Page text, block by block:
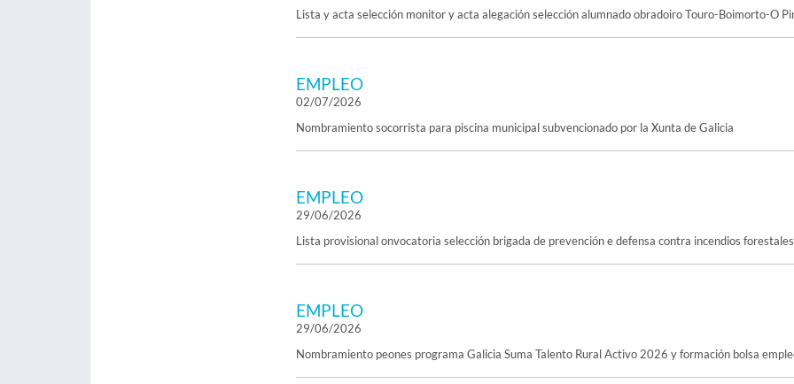
Lista y acta selección monitor y acta alegación selección alumnado obradoiro Touro-Boimorto-O
EMPLEO
02/07/2026
Nombramiento socorrista para piscina municipal subvencionado por la Xunta de Galicia
EMPLEO
29/06/2026
Lista provisional onvocatoria selección brigada de prevención e defensa contra incendios forestales
EMPLEO
29/06/2026
Nombramiento peones programa Galicia Suma Talento Rural Activo 2026 y formación bolsa